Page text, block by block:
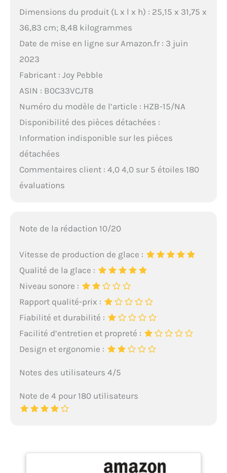
Dimensions du produit (L x l x h) : 25,15 x 31,75 x
36,83 cm; 8,48 kilogrammes
Date de mise en ligne sur Amazon.fr : 3 juin
2023
Fabricant : Joy Pebble
ASIN : B0C33VCJT8
Numéro du modèle de l’article : HZB-15/NA
Disponibilité des pièces détachées :
Information indisponible sur les pièces
détachées
Commentaires client : 4,0 4,0 sur 5 étoiles 180
évaluations
Note de la rédaction 10/20
Vitesse de production de glace :
Qualité de la glace :
Niveau sonore :
Rapport qualité-prix :
Fiabilité et durabilité :
Facilité d’entretien et propreté :
Design et ergonomie :
Notes des utilisateurs 4/5
Note de 4 pour 180 utilisateurs